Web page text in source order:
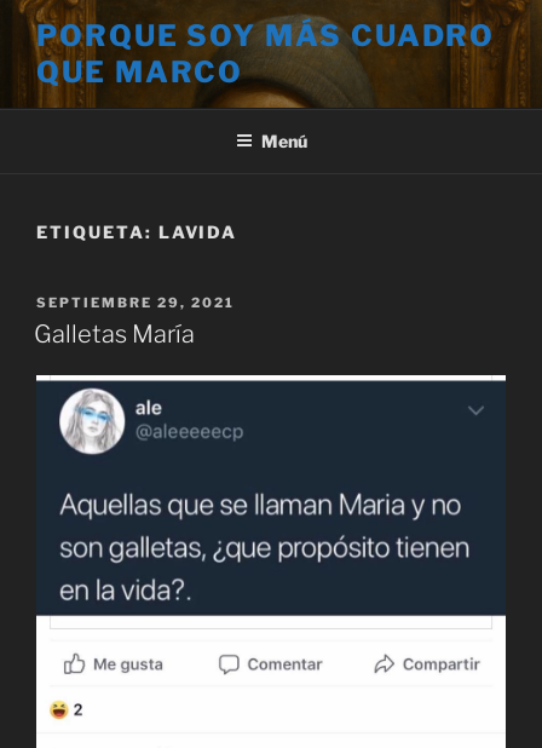
Saltar
contenido
PORQUE SOY MÁS CUADRO
QUE MARCO
Menú
ETIQUETA: LAVIDA
PUBLICADO
EL
SEPTIEMBRE 29, 2021
Galletas María